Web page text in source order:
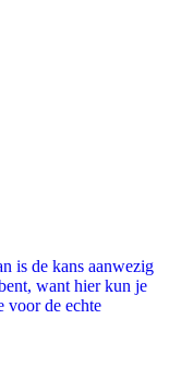
is de kans aanwezig
want hier kun je
voor de echte